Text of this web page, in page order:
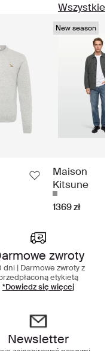
Wszystkie
New season
Maison
Kitsune
1369 zł
zwroty
dni | Darmowe zwroty z
etykietą
*Dowiedz się więcej
Newsletter